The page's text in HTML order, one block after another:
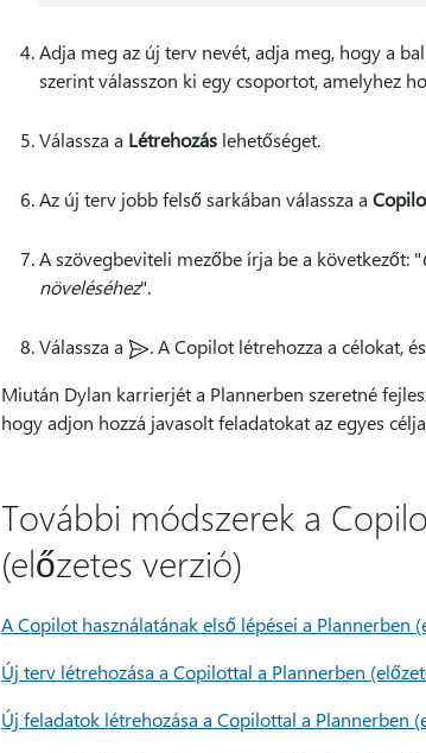
Adja meg az új terv nevét, adja meg, hogy a
szerint válasszon ki egy csoportot, amelyhez
Válassza a Létrehozás lehetőséget.
Az új terv jobb felső sarkában válassza a
A szövegbeviteli mezőbe írja be a következőt: "
növeléséhez".
Válassza a . A Copilot létrehozza a célokat,
Miután Dylan karrierjét a Plannerben szeretné
hogy adjon hozzá javasolt feladatokat az egyes
További módszerek a
(előzetes verzió)
A Copilot használatának első lépései a Plannerben
Új terv létrehozása a Copilottal a Plannerben
Új feladatok létrehozása a Copilottal a Plannerben